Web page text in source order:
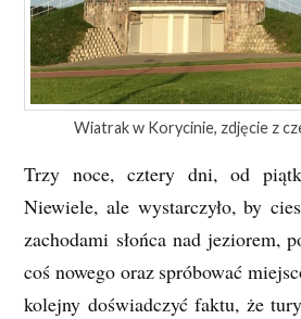
Wiatrak w Korycinie, zdjęcie z
Trzy noce, cztery dni, od
Niewiele, ale wystarczyło, by
zachodami słońca nad jeziorem,
coś nowego oraz spróbować
kolejny doświadczyć faktu, że